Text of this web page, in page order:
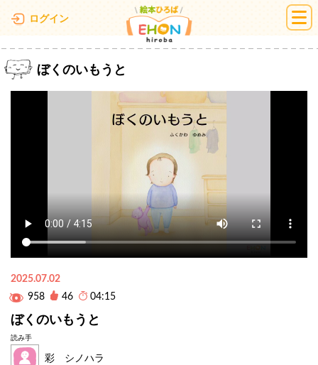
ログイン 絵本ひろば
ぼくのいもうと
2025.07.02
958
46 04:15
ぼくのいもうと
読み手
彩 シノハラ